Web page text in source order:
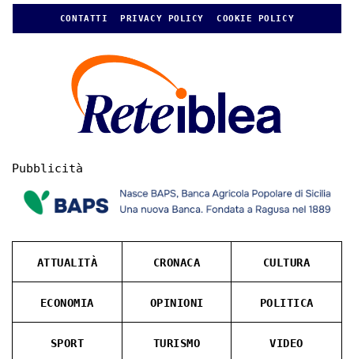
CONTATTI PRIVACY POLICY COOKIE POLICY
Pubblicità
ATTUALITÀ CRONACA CULTURA
ECONOMIA OPINIONI POLITICA
SPORT TURISMO VIDEO